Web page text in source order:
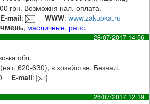
грн. Возможня нал. оплата.
E-mail: WWW:www.zakupka.ru
, масличные, рапс,
28/07/2017 14:56
обл.
620-630), в хозяйстве. Безнал.
E-mail:
26/07/2017 12:19